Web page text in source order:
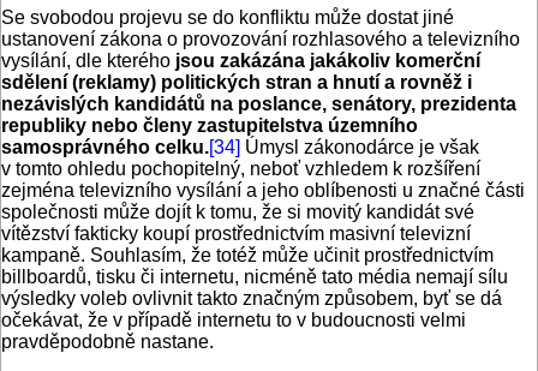
Se svobodou projevu se do konfliktu může dostat jiné
ustanovení zákona o provozování rozhlasového a televizního
vysílání, dle kterého jsou zakázána jakákoliv komerční
sdělení (reklamy) politických stran a hnutí a rovněž i
nezávislých kandidátů na poslance, senátory, prezidenta
republiky nebo členy zastupitelstva územního
samosprávného celku.[34] Úmysl zákonodárce je však
v tomto ohledu pochopitelný, neboť vzhledem k rozšíření
zejména televizního vysílání a jeho oblíbenosti u značné části
společnosti může dojít k tomu, že si movitý kandidát své
vítězství fakticky koupí prostřednictvím masivní televizní
kampaně. Souhlasím, že totéž může učinit prostřednictvím
billboardů, tisku či internetu, nicméně tato média nemají sílu
výsledky voleb ovlivnit takto značným způsobem, byť se dá
očekávat, že v případě internetu to v budoucnosti velmi
pravděpodobně nastane.